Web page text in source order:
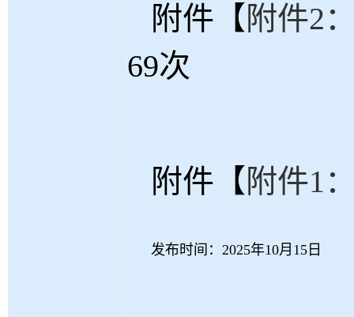
附件【 附件2
69次
附件【 附件1
发布时间：2025年10月15日